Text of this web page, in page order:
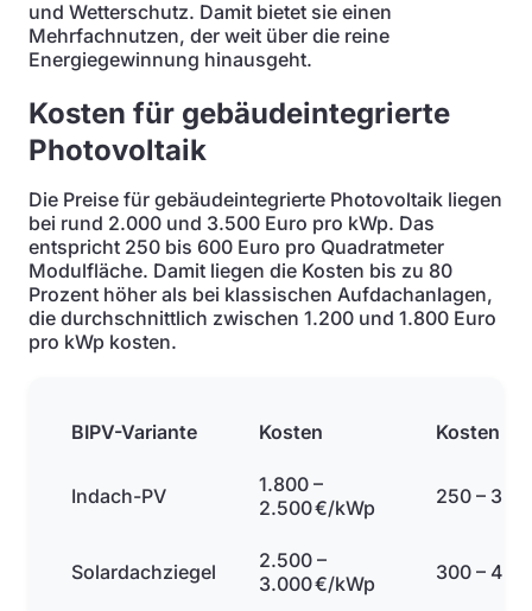
und Wetterschutz. Damit bietet sie einen
Mehrfachnutzen, der weit über die reine
Energiegewinnung hinausgeht.
Kosten für gebäudeintegrierte
Photovoltaik
Die Preise für gebäudeintegrierte Photovoltaik liegen
bei rund 2.000 und 3.500 Euro pro kWp. Das
entspricht 250 bis 600 Euro pro Quadratmeter
Modulfläche. Damit liegen die Kosten bis zu 80
Prozent höher als bei klassischen Aufdachanlagen,
die durchschnittlich zwischen 1.200 und 1.800 Euro
pro kWp kosten.
BIPV-Variante Kosten Kosten
Indach-PV
1.800 –
2.500 €/kWp
250 – 350
Solardachziegel
2.500 –
3.000 €/kWp
300 – 450